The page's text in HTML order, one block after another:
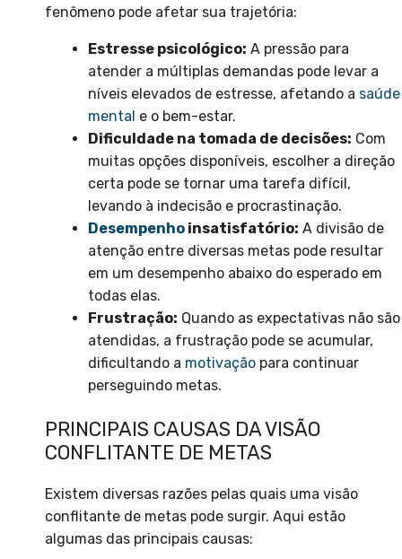
fenômeno pode afetar sua trajetória:
Estresse psicológico: A pressão para
atender a múltiplas demandas pode levar a
níveis elevados de estresse, afetando a saúde
mental e o bem-estar.
Dificuldade na tomada de decisões: Com
muitas opções disponíveis, escolher a direção
certa pode se tornar uma tarefa difícil,
levando à indecisão e procrastinação.
Desempenho insatisfatório: A divisão de
atenção entre diversas metas pode resultar
em um desempenho abaixo do esperado em
todas elas.
Frustração: Quando as expectativas não são
atendidas, a frustração pode se acumular,
dificultando a motivação para continuar
perseguindo metas.
PRINCIPAIS CAUSAS DA VISÃO
CONFLITANTE DE METAS
Existem diversas razões pelas quais uma visão
conflitante de metas pode surgir. Aqui estão
algumas das principais causas: